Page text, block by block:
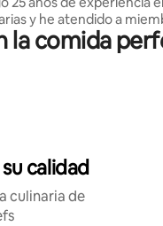
y he atendido a
celebridades y en
la comida
calidad
culinaria de